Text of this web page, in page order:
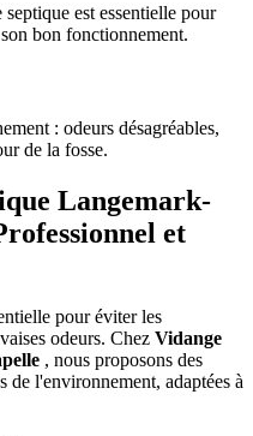
est essentielle pour
bon fonctionnement.
: odeurs désagréables,
de la fosse.
Langemark-
et
pour éviter les
odeurs. Chez Vidange
, nous proposons des
de l'environnement, adaptées à